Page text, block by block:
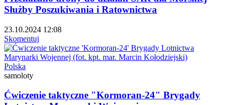
Służby Poszukiwania i Ratownictwa
23.10.2024 12:08
Skomentuj
Polska
samoloty
Ćwiczenie taktyczne "Kormoran-24" Brygady